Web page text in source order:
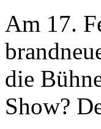
Am 17.
die
Show?